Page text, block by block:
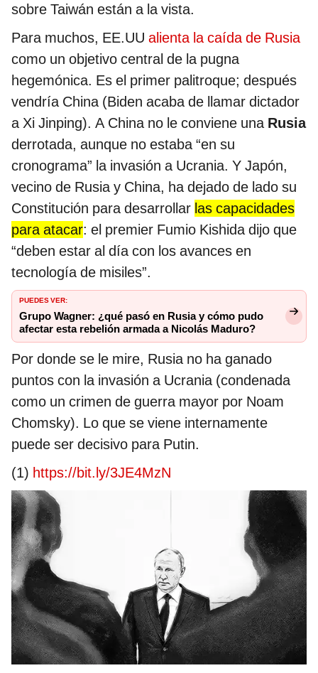
sobre Taiwán están a la vista.
Para muchos, EE.UU alienta la caída de Rusia
como un objetivo central de la pugna
hegemónica. Es el primer palitroque; después
vendría China (Biden acaba de llamar dictador
a Xi Jinping). A China no le conviene una Rusia
derrotada, aunque no estaba “en su
cronograma” la invasión a Ucrania. Y Japón,
vecino de Rusia y China, ha dejado de lado su
Constitución para desarrollar las capacidades
para atacar: el premier Fumio Kishida dijo que
“deben estar al día con los avances en
tecnología de misiles”.
PUEDES VER:
Grupo Wagner: ¿qué pasó en Rusia y cómo pudo
afectar esta rebelión armada a Nicolás Maduro?
Por donde se le mire, Rusia no ha ganado
puntos con la invasión a Ucrania (condenada
como un crimen de guerra mayor por Noam
Chomsky). Lo que se viene internamente
puede ser decisivo para Putin.
(1) https://bit.ly/3JE4MzN